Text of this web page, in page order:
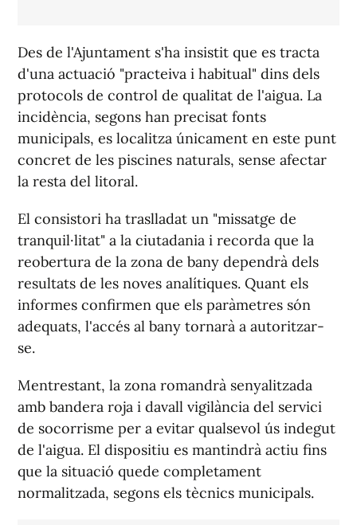
Des de l'Ajuntament s'ha insistit que es tracta
d'una actuació "practeiva i habitual" dins dels
protocols de control de qualitat de l'aigua. La
incidència, segons han precisat fonts
municipals, es localitza únicament en este punt
concret de les piscines naturals, sense afectar
la resta del litoral.
El consistori ha traslladat un "missatge de
tranquil·litat" a la ciutadania i recorda que la
reobertura de la zona de bany dependrà dels
resultats de les noves analítiques. Quant els
informes confirmen que els paràmetres són
adequats, l'accés al bany tornarà a autoritzar-
se.
Mentrestant, la zona romandrà senyalitzada
amb bandera roja i davall vigilància del servici
de socorrisme per a evitar qualsevol ús indegut
de l'aigua. El dispositiu es mantindrà actiu fins
que la situació quede completament
normalitzada, segons els tècnics municipals.